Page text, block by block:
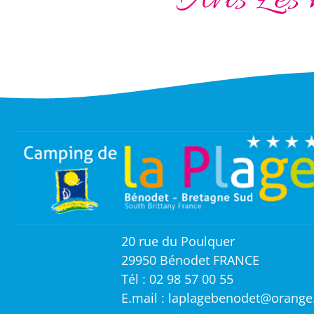
20 rue du Poulquer
29950 Bénodet FRANCE
Tél : 02 98 57 00 55
E.mail :